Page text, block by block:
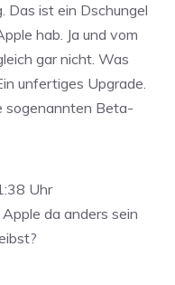
Das ist ein Dschungel
hab. Ja und vom
gar nicht. Was
unfertiges Upgrade.
sogenannten Beta-
Uhr
da anders sein